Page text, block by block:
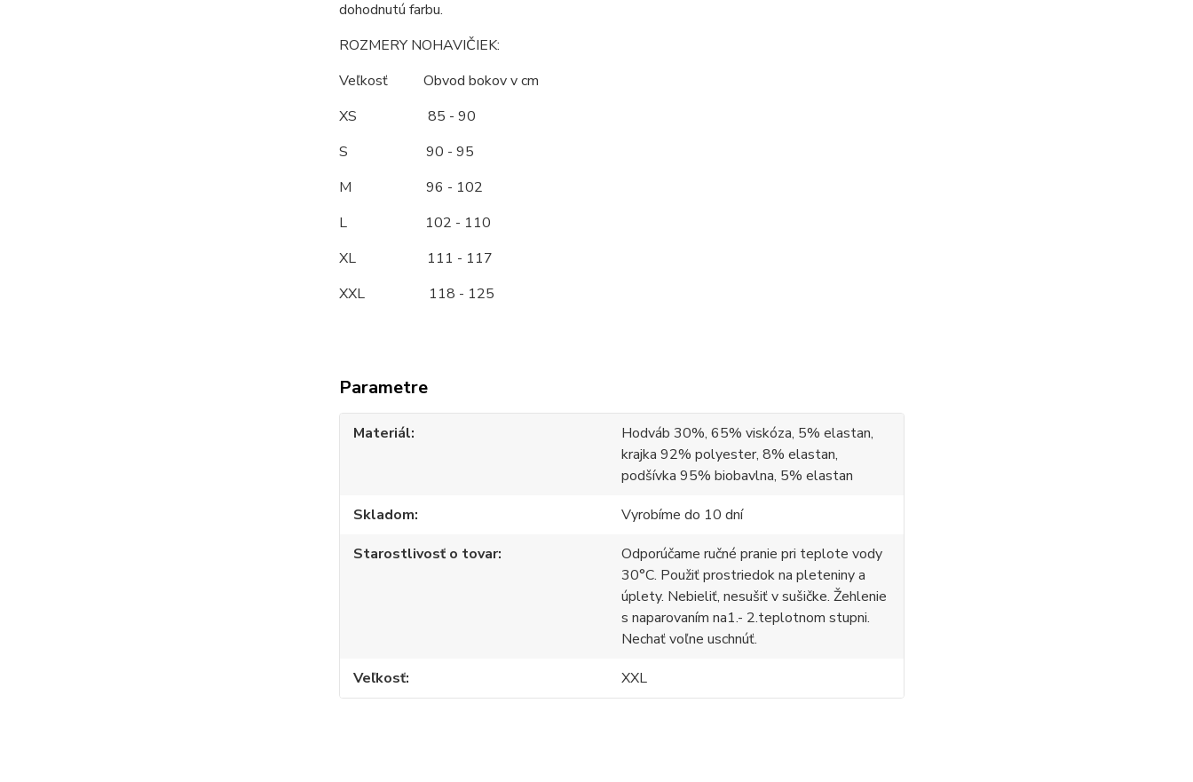
dohodnutú farbu.
ROZMERY NOHAVIČIEK:
Veľkosť Obvod bokov v cm
XS 85 - 90
S 90 - 95
M 96 - 102
L 102 - 110
XL 111 - 117
XXL 118 - 125
Parametre
Materiál
Hodváb 30%, 65% viskóza, 5% elastan,
krajka 92% polyester, 8% elastan,
podšívka 95% biobavlna, 5% elastan
Skladom
Vyrobíme do 10 dní
Starostlivosť o tovar
Odporúčame ručné pranie pri teplote vody
30°C. Použiť prostriedok na pleteniny a
úplety. Nebieliť, nesušiť v sušičke. Žehlenie
s naparovaním na1.- 2.teplotnom stupni.
Nechať voľne uschnúť.
Veľkosť
XXL